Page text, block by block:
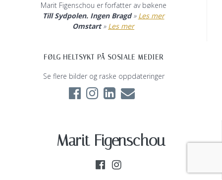
Marit Figenschou er forfatter av bøkene
Till Sydpolen. Ingen Bragd» Les mer
Omstart» Les mer
FØLG HELTSYKT PÅ SOSIALE MEDIER
Se flere bilder og raske oppdateringer
Marit Figenschou